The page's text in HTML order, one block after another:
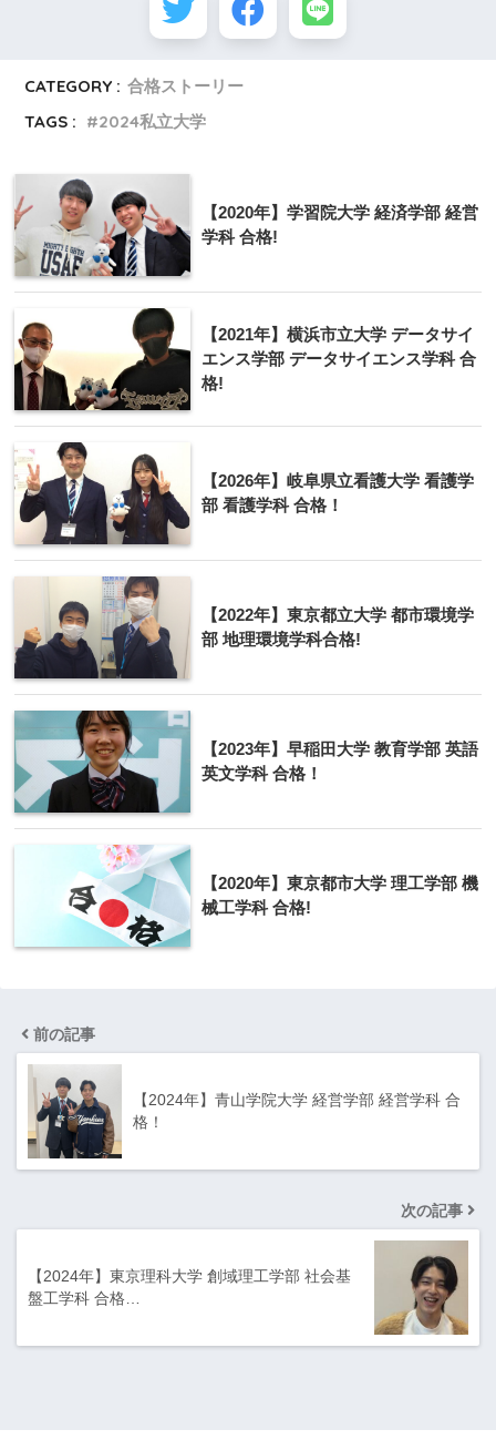
CATEGORY : 合格ストーリー
TAGS :
2024私立大学
【2020年】学習院大学 経済学部 経営
学科 合格!
【2021年】横浜市立大学 データサイ
エンス学部 データサイエンス学科 合
格!
【2026年】岐阜県立看護大学 看護学
部 看護学科 合格！
【2022年】東京都立大学 都市環境学
部 地理環境学科合格!
【2023年】早稲田大学 教育学部 英語
英文学科 合格！
【2020年】東京都市大学 理工学部 機
械工学科 合格!
前の記事
【2024年】青山学院大学 経営学部 経営学科 合
格！
次の記事
【2024年】東京理科大学 創域理工学部 社会基
盤工学科 合格…